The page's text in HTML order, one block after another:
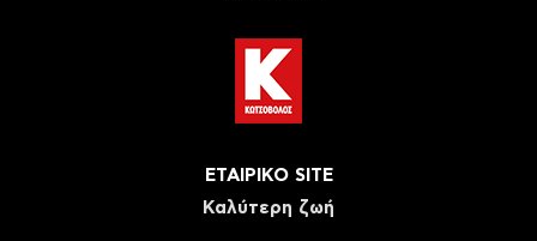
ΕΤΑΙΡΙΚΟ SITE
Καλύτερη ζωή